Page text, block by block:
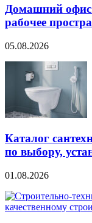
Домашний офис:
рабочее
05.08.2026
Каталог
по выбору,
01.08.2026